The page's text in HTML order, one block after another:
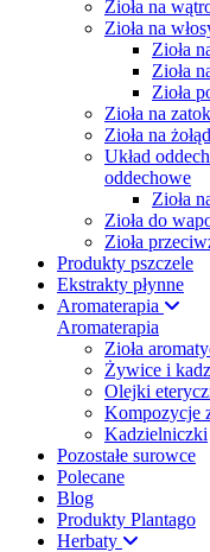
Zioła na
Zioła na
Zioła
Zioła
Zioła
Zioła na
Zioła na
Układ
oddechowe
Zioła
Zioła do
Zioła
Produkty pszczele
Ekstrakty płynne
Aromaterapia
Aromaterapia
Zioła
Żywice i
Olejki
Kompozycje
Kadzielniczki
Pozostałe surowce
Polecane
Blog
Produkty Plantago
Herbaty